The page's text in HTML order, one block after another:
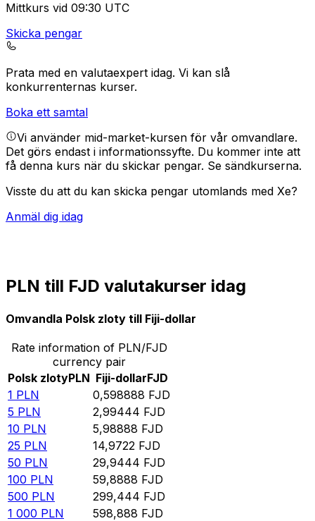
Mittkurs vid 09:30 UTC
Skicka pengar
Prata med en valutaexpert idag. Vi kan slå
konkurrenternas kurser.
Boka ett samtal
Vi använder mid-market-kursen för vår omvandlare.
Det görs endast i informationssyfte. Du kommer inte att
få denna kurs när du skickar pengar. Se sändkurserna.
Visste du att du kan skicka pengar utomlands med Xe?
Anmäl dig idag
PLN till FJD valutakurser idag
Omvandla Polsk zloty till Fiji-dollar
Rate information of PLN/FJD
currency pair
Polsk zlotyPLN Fiji-dollarFJD
1 PLN 0,598888 FJD
5 PLN 2,99444 FJD
10 PLN 5,98888 FJD
25 PLN 14,9722 FJD
50 PLN 29,9444 FJD
100 PLN 59,8888 FJD
500 PLN 299,444 FJD
1 000 PLN 598,888 FJD